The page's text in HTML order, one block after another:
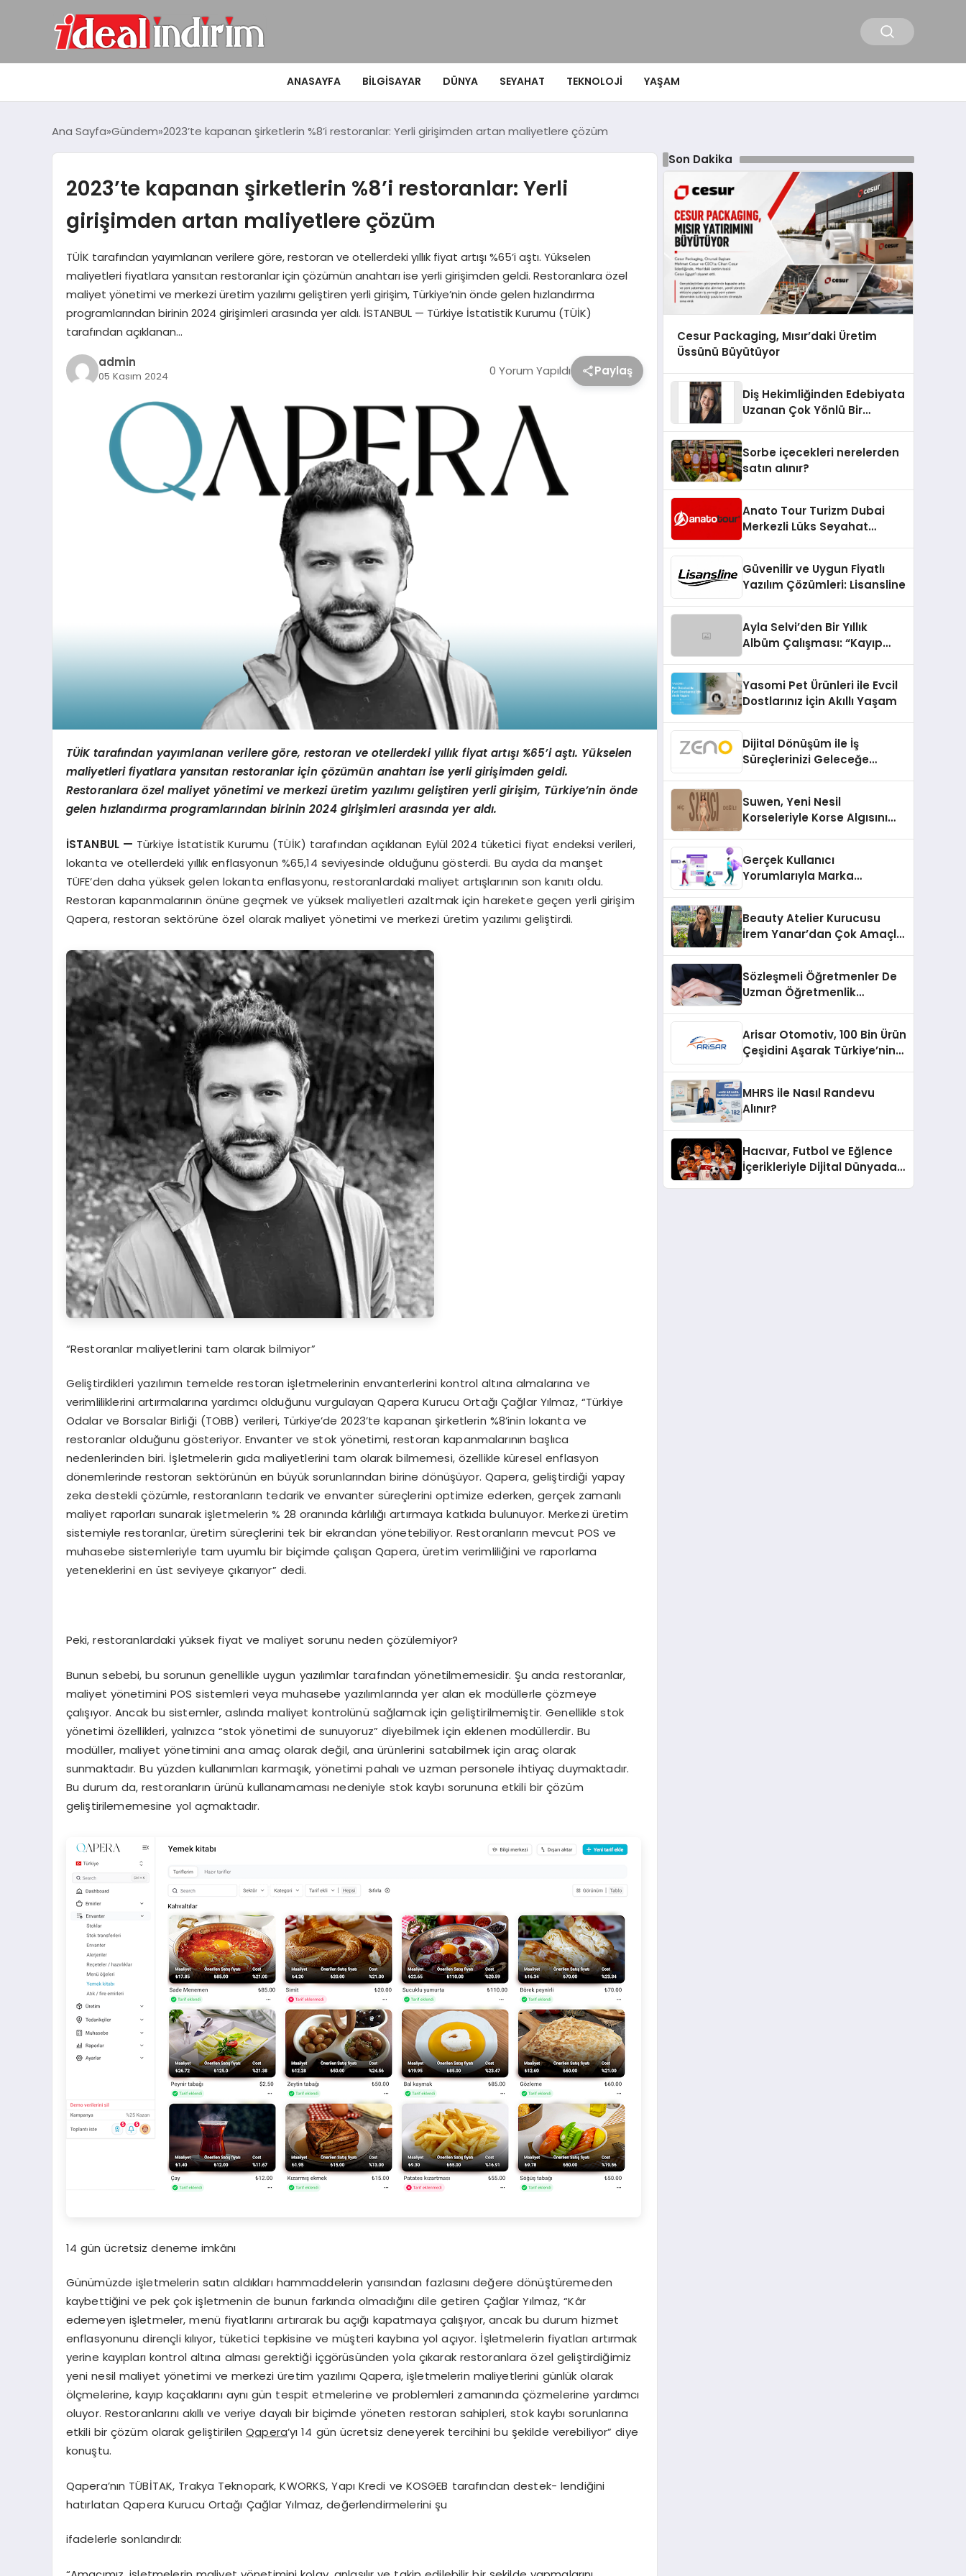
ANASAYFA BILGISAYAR DÜNYA SEYAHAT TEKNOLOJI YAŞAM
Ana Sayfa Gündem 2023’te kapanan şirketlerin %8’i restoranlar: Yerli girişimden artan maliyetlere çözüm
2023’te kapanan şirketlerin %8’i restoranlar: Yerli
girişimden artan maliyetlere çözüm
TÜİK tarafından yayımlanan verilere göre, restoran ve otellerdeki yıllık fiyat artışı %65’i aştı. Yükselen
maliyetleri fiyatlara yansıtan restoranlar için çözümün anahtarı ise yerli girişimden geldi. Restoranlara özel
maliyet yönetimi ve merkezi üretim yazılımı geliştiren yerli girişim, Türkiye’nin önde gelen hızlandırma
programlarından birinin 2024 girişimleri arasında yer aldı. İSTANBUL — Türkiye İstatistik Kurumu (TÜİK)
tarafından açıklanan…
admin
05 Kasım 2024 0 Yorum Yapıldı Paylaş
TÜİK tarafından yayımlanan verilere göre, restoran ve otellerdeki yıllık fiyat artışı %65’i aştı. Yükselen
maliyetleri fiyatlara yansıtan restoranlar için çözümün anahtarı ise yerli girişimden geldi.
Restoranlaraözel maliyet yönetimi ve merkezi üretim yazılımıgeliştiren yerli girişim, Türkiye’nin önde
gelen hızlandırma programlarından birinin2024 girişimleri arasında yer aldı.
İSTANBUL — Türkiye İstatistik Kurumu (TÜİK) tarafından açıklanan Eylül 2024 tüketici fiyat endeksi verileri,
lokanta ve otellerdeki yıllık enflasyonun %65,14 seviyesinde olduğunu gösterdi. Bu ayda da manşet
TÜFE’den daha yüksek gelen lokanta enflasyonu, restoranlardaki maliyet artışlarının son kanıtı oldu.
Restoran kapanmalarının önüne geçmek ve yüksek maliyetleri azaltmak için harekete geçen yerli girişim
Qapera, restoran sektörüne özel olarak maliyet yönetimi ve merkezi üretim yazılımı geliştirdi.
“Restoranlar maliyetlerini tam olarak bilmiyor”
Geliştirdikleri yazılımın temelde restoran işletmelerinin envanterlerini kontrol altına almalarına ve
verimliliklerini artırmalarına yardımcı olduğunu vurgulayan Qapera Kurucu Ortağı Çağlar Yılmaz, “Türkiye
Odalar ve Borsalar Birliği (TOBB) verileri, Türkiye’de 2023’te kapanan şirketlerin %8’inin lokanta ve
restoranlar olduğunu gösteriyor. Envanter ve stok yönetimi, restoran kapanmalarının başlıca
nedenlerinden biri. İşletmelerin gıda maliyetlerini tam olarak bilmemesi, özellikle küresel enflasyon
dönemlerinde restoran sektörünün en büyük sorunlarından birine dönüşüyor. Qapera, geliştirdiği yapay
zeka destekli çözümle, restoranların tedarik ve envanter süreçlerini optimize ederken, gerçek zamanlı
maliyet raporları sunarak işletmelerin % 28 oranında kârlılığı artırmaya katkıda bulunuyor. Merkezi üretim
sistemiyle restoranlar, üretim süreçlerini tek bir ekrandan yönetebiliyor. Restoranların mevcut POS ve
muhasebe sistemleriyle tam uyumlu bir biçimde çalışan Qapera, üretim verimliliğini ve raporlama
yeteneklerini en üst seviyeye çıkarıyor” dedi.
Peki, restoranlardaki yüksek fiyat ve maliyet sorunu neden çözülemiyor?
Bunun sebebi, bu sorunun genellikle uygun yazılımlar tarafından yönetilmemesidir. Şu anda restoranlar,
maliyet yönetimini POS sistemleri veya muhasebe yazılımlarında yer alan ek modüllerle çözmeye
çalışıyor. Ancak bu sistemler, aslında maliyet kontrolünü sağlamak için geliştirilmemiştir. Genellikle stok
yönetimi özellikleri, yalnızca “stok yönetimi de sunuyoruz” diyebilmek için eklenen modüllerdir. Bu
modüller, maliyet yönetimini ana amaç olarak değil, ana ürünlerini satabilmek için araç olarak
sunmaktadır. Bu yüzden kullanımları karmaşık, yönetimi pahalı ve uzman personele ihtiyaç duymaktadır.
Bu durum da, restoranların ürünü kullanamaması nedeniyle stok kaybı sorununa etkili bir çözüm
geliştirilememesine yol açmaktadır.
14 gün ücretsiz deneme imkânı
Günümüzde işletmelerin satın aldıkları hammaddelerin yarısından fazlasını değere dönüştüremeden
kaybettiğini ve pek çok işletmenin de bunun farkında olmadığını dile getiren Çağlar Yılmaz, “Kâr
edemeyen işletmeler, menü fiyatlarını artırarak bu açığı kapatmaya çalışıyor, ancak bu durum hizmet
enflasyonunu dirençli kılıyor, tüketici tepkisine ve müşteri kaybına yol açıyor. İşletmelerin fiyatları artırmak
yerine kayıpları kontrol altına alması gerektiği içgörüsünden yola çıkarak restoranlara özel geliştirdiğimiz
yeni nesil maliyet yönetimi ve merkezi üretim yazılımı Qapera, işletmelerin maliyetlerini günlük olarak
ölçmelerine, kayıp kaçaklarını aynı gün tespit etmelerine ve problemleri zamanında çözmelerine yardımcı
oluyor. Restoranlarını akıllı ve veriye dayalı bir biçimde yöneten restoran sahipleri, stok kaybı sorunlarına
etkili bir çözüm olarak geliştirilenQapera’yı 14 gün ücretsiz deneyerek tercihini bu şekilde verebiliyor” diye
konuştu.
Qapera’nın TÜBİTAK, Trakya Teknopark, KWORKS, Yapı Kredi ve KOSGEB tarafından destek- lendiğini
hatırlatan Qapera Kurucu Ortağı Çağlar Yılmaz, değerlendirmelerini şu
ifadelerle sonlandırdı:
Son Dakika
Cesur Packaging, Mısır’daki Üretim
Üssünü Büyütüyor
Diş Hekimliğinden Edebiyata
Uzanan Çok Yönlü Bir
Sorbe içecekleri nerelerden
satın alınır?
Anato Tour Turizm Dubai
Merkezli Lüks Seyahat
Güvenilir ve Uygun Fiyatlı
Yazılım Çözümleri: Lisansline
Ayla Selvi’den Bir Yıllık
Albüm Çalışması: “Kayıp
Yasomi Pet Ürünleri ile Evcil
Dostlarınız İçin Akıllı Yaşam
Dijital Dönüşüm ile İş
Süreçlerinizi Geleceğe
Suwen, Yeni Nesil
Korseleriyle Korse Algısını
Gerçek Kullanıcı
Yorumlarıyla Marka
Beauty Atelier Kurucusu
İrem Yanar’dan Çok Amaçlı
Sözleşmeli Öğretmenler De
Uzman Öğretmenlik
Arisar Otomotiv, 100 Bin Ürün
Çeşidini Aşarak Türkiye’nin
Platformlarından Biri Oldu
MHRS ile Nasıl Randevu
Alınır?
Hacıvar, Futbol ve Eğlence
İçerikleriyle Dijital Dünyada